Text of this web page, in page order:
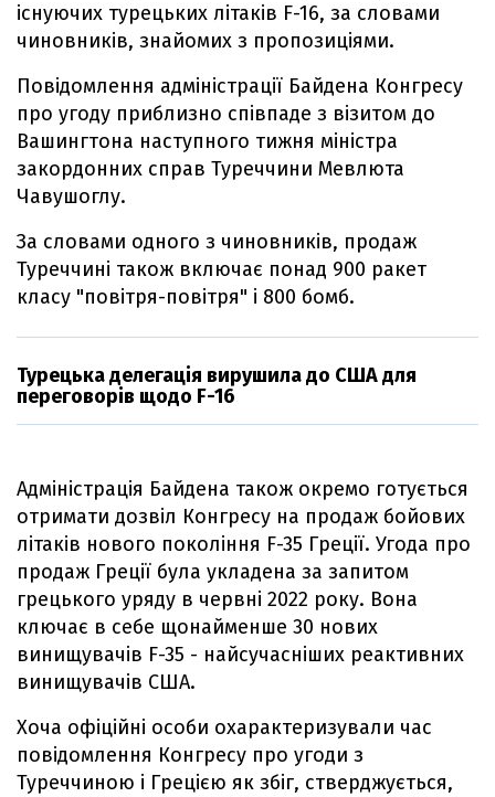
існуючих турецьких літаків F-16, за словами
чиновників, знайомих з пропозиціями.
Повідомлення адміністрації Байдена Конгресу
про угоду приблизно співпаде з візитом до
Вашингтона наступного тижня міністра
закордонних справ Туреччини Мевлюта
Чавушоглу.
За словами одного з чиновників, продаж
Туреччині також включає понад 900 ракет
класу "повітря-повітря" і 800 бомб.
Турецька делегація вирушила до США для
переговорів щодо F-16
Адміністрація Байдена також окремо готується
отримати дозвіл Конгресу на продаж бойових
літаків нового покоління F-35 Греції. Угода про
продаж Греції була укладена за запитом
грецького уряду в червні 2022 року. Вона
ключає в себе щонайменше 30 нових
винищувачів F-35 - найсучасніших реактивних
винищувачів США.
Хоча офіційні особи охарактеризували час
повідомлення Конгресу про угоди з
Туреччиною і Грецією як збіг, стверджується,